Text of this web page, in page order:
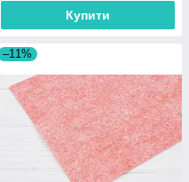
Купити
–11%